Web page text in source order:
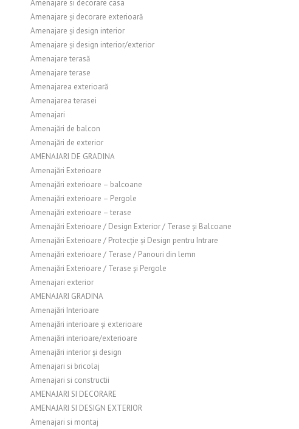
Amenajare si decorare casa
Amenajare și decorare exterioară
Amenajare și design interior
Amenajare și design interior/exterior
Amenajare terasă
Amenajare terase
Amenajarea exterioară
Amenajarea terasei
Amenajari
Amenajări de balcon
Amenajări de exterior
AMENAJARI DE GRADINA
Amenajări Exterioare
Amenajări exterioare – balcoane
Amenajări exterioare – Pergole
Amenajări exterioare – terase
Amenajări Exterioare / Design Exterior / Terase și Balcoane
Amenajări Exterioare / Protecție și Design pentru Intrare
Amenajări exterioare / Terase / Panouri din lemn
Amenajări Exterioare / Terase și Pergole
Amenajari exterior
AMENAJARI GRADINA
Amenajări Interioare
Amenajări interioare și exterioare
Amenajări interioare/exterioare
Amenajări interior și design
Amenajari si bricolaj
Amenajari si constructii
AMENAJARI SI DECORARE
AMENAJARI SI DESIGN EXTERIOR
Amenajari si montaj